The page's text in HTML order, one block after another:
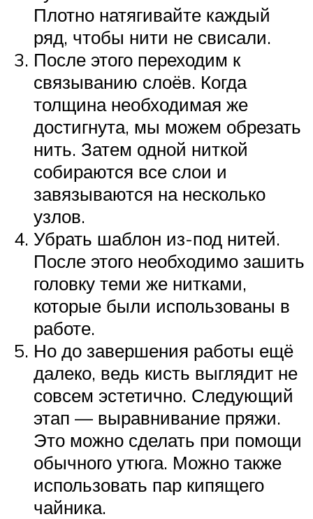
Плотно натягивайте каждый
ряд, чтобы нити не свисали.
После этого переходим к
связыванию слоёв. Когда
толщина необходимая же
достигнута, мы можем обрезать
нить. Затем одной ниткой
собираются все слои и
завязываются на несколько
узлов.
Убрать шаблон из-под нитей.
После этого необходимо зашить
головку теми же нитками,
которые были использованы в
работе.
Но до завершения работы ещё
далеко, ведь кисть выглядит не
совсем эстетично. Следующий
этап — выравнивание пряжи.
Это можно сделать при помощи
обычного утюга. Можно также
использовать пар кипящего
чайника.